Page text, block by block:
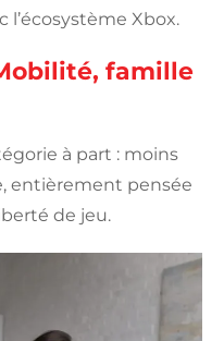
l’écosystème Xbox.
famille
à part : moins
entièrement pensée
de jeu.